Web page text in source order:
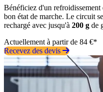
Bénéficiez d'un
bon état de marche. Le circuit
rechargé avec jusqu'à 200 g de
Actuellement à partir de 84 €*
Recevez des devis